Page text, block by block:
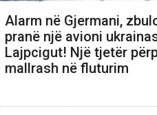
Alarm në Gjermani,
pranë një avioni
Lajpcigut! Një tjetër
mallrash në fluturim